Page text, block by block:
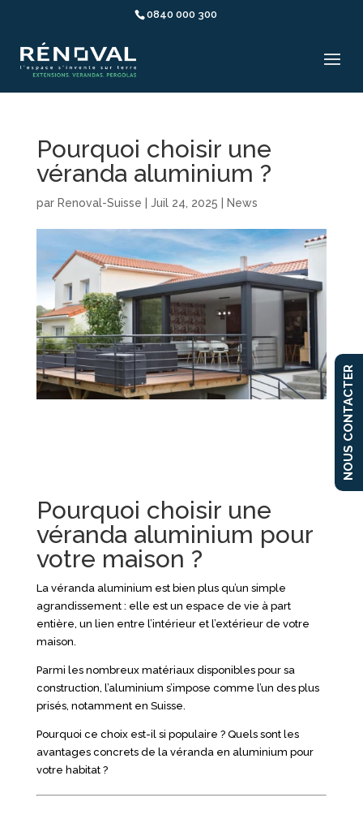
0840 000 300
Pourquoi choisir une
véranda aluminium ?
par Renoval-Suisse Juil 24, 2025 News
Pourquoi choisir une
véranda aluminium pour
votre maison ?
La véranda aluminium est bien plus qu’un simple
agrandissement : elle est un espace de vie à part
entière, un lien entre l’intérieur et l’extérieur de votre
maison.
Parmi les nombreux matériaux disponibles pour sa
construction, l’aluminium s’impose comme l’un des plus
prisés, notamment en Suisse.
Pourquoi ce choix est-il si populaire ? Quels sont les
avantages concrets de la véranda en aluminium pour
votre habitat ?
NOUS CONTACTER